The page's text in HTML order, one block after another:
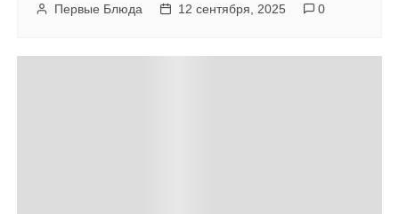
Первые Блюда 12 сентября, 2025 0